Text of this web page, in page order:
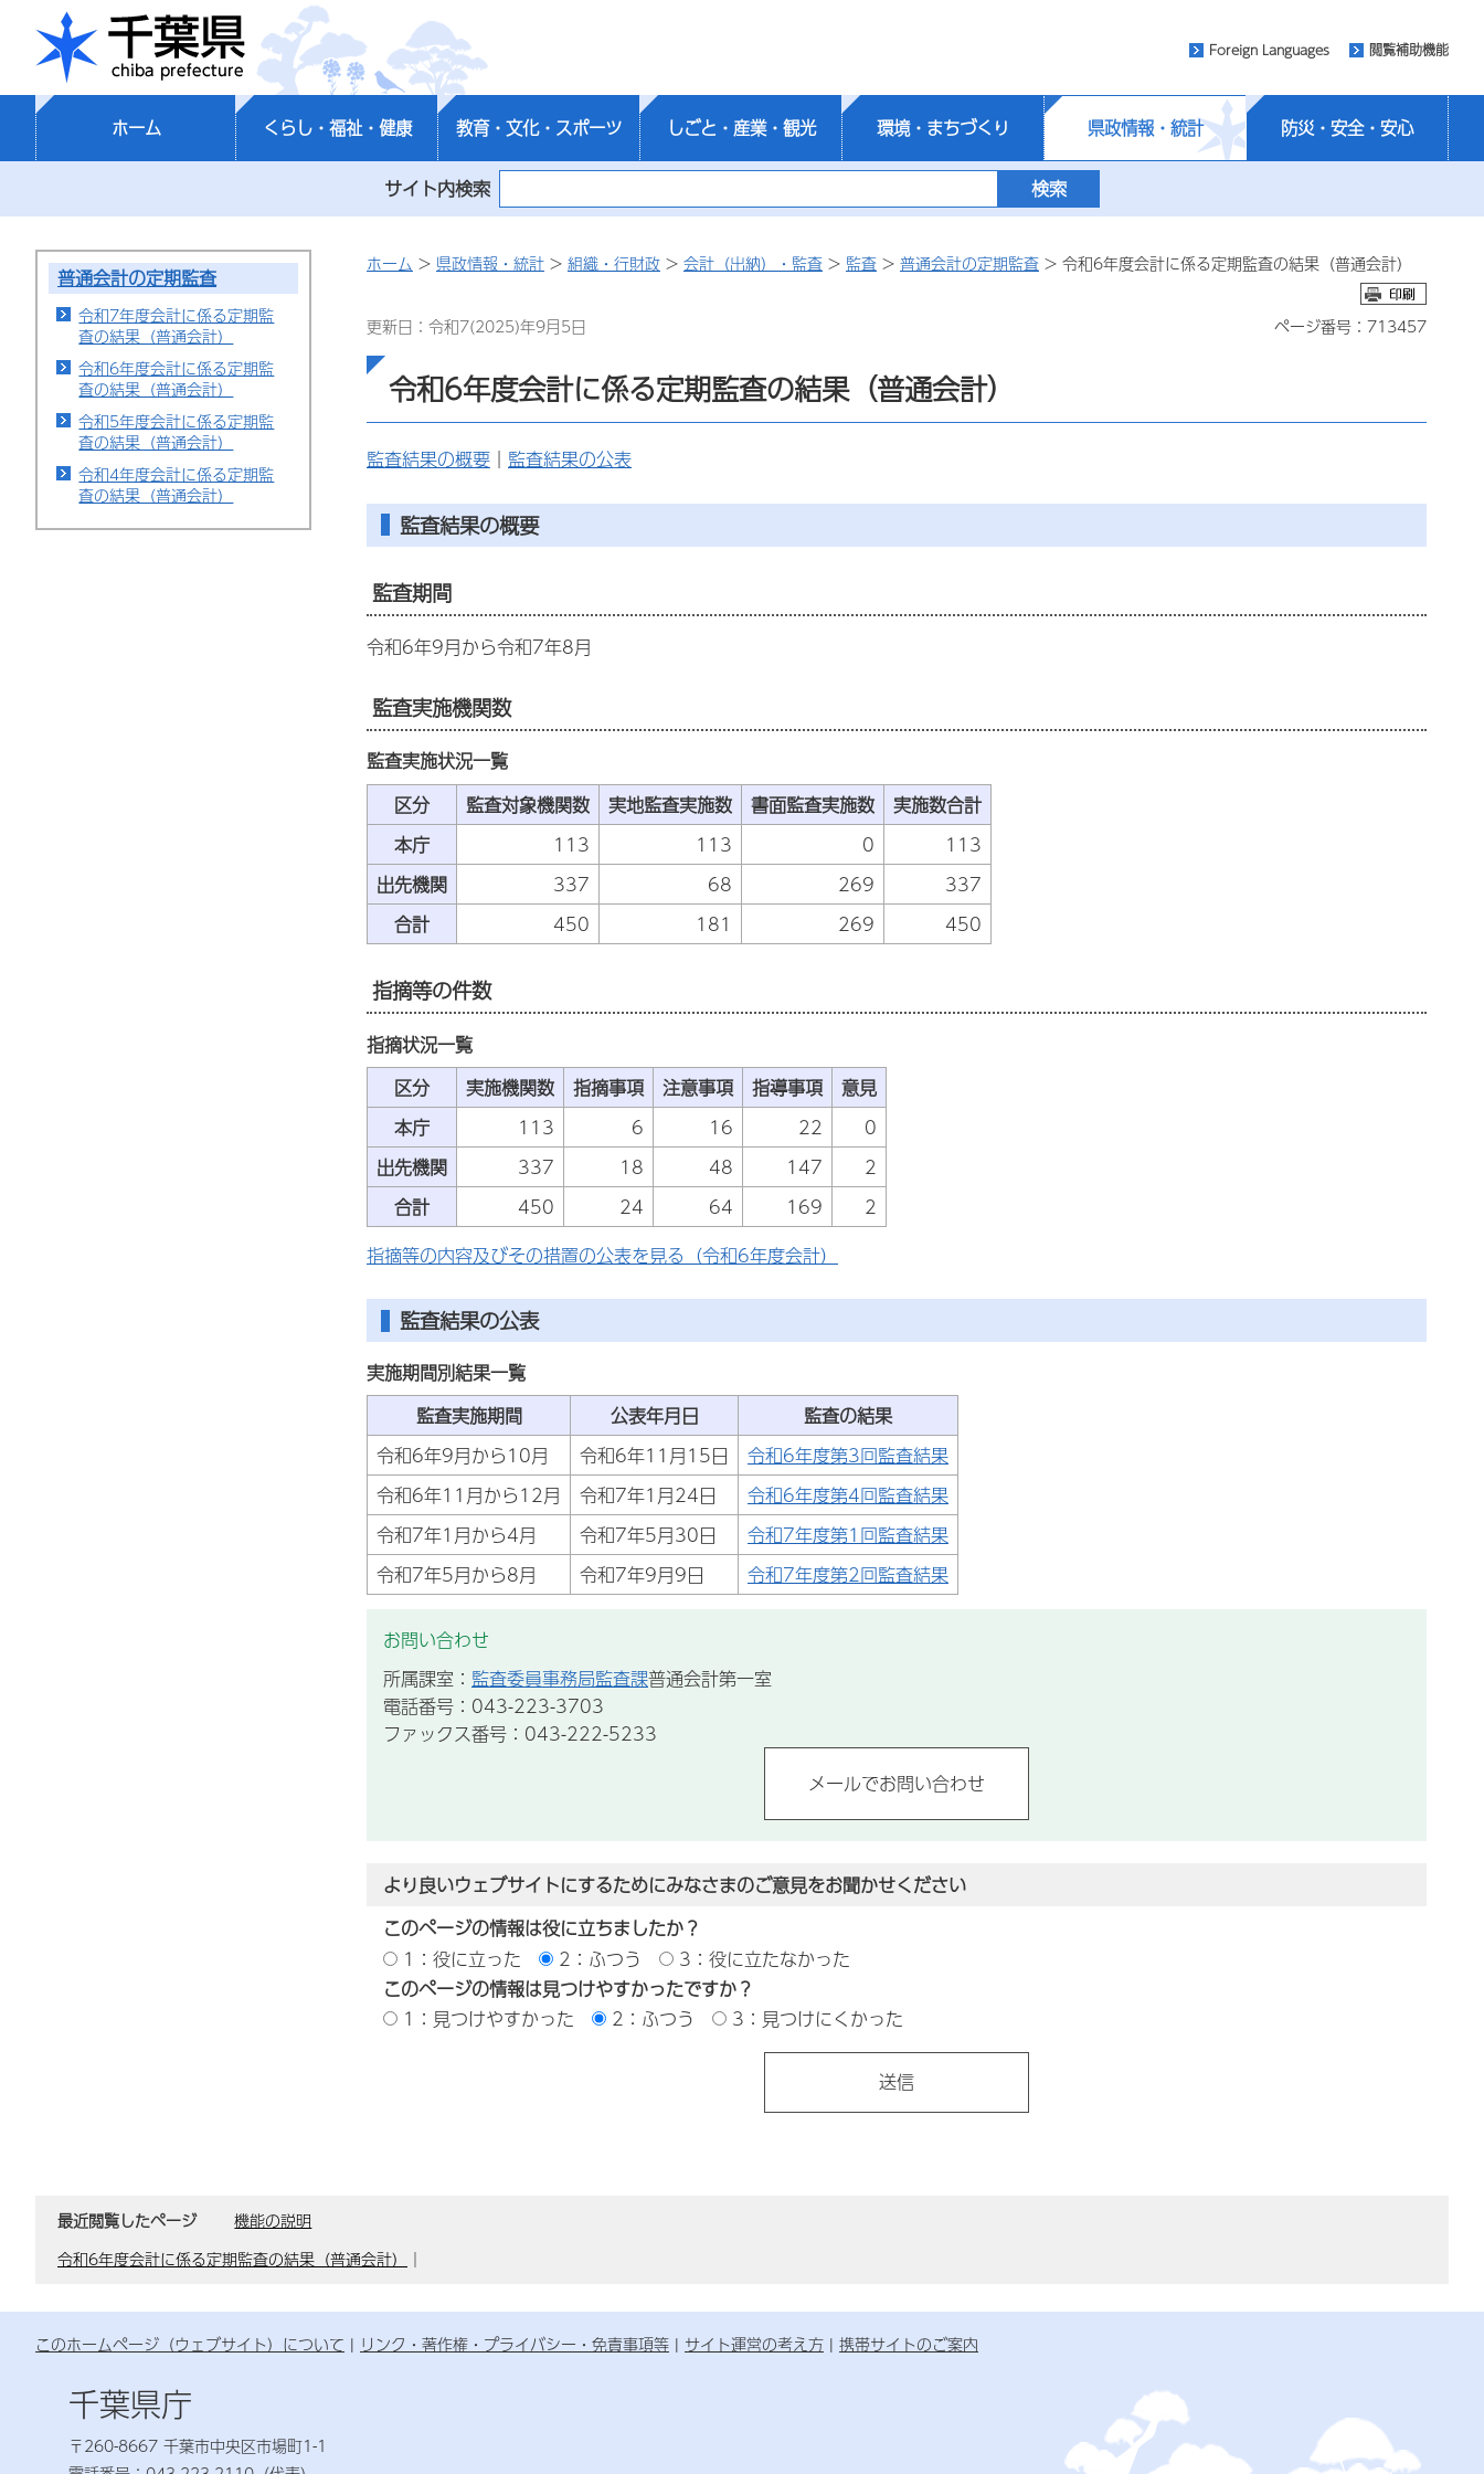
千葉県
Foreign Languages 閲覧補助機能
ホーム くらし・福祉・健康 教育・文化・スポーツ しごと・産業・観光 環境・まちづくり 県政情報・統計 防災・安全・安心
サイト内検索
普通会計の定期監査
令和7年度会計に係る定期監
査の結果（普通会計）
令和6年度会計に係る定期監
査の結果（普通会計）
令和5年度会計に係る定期監
査の結果（普通会計）
令和4年度会計に係る定期監
査の結果（普通会計）
ホーム > 県政情報・統計 > 組織・行財政 > 会計（出納）・監査 > 監査 > 普通会計の定期監査 > 令和6年度会計に係る定期監査の結果（普通会計）
更新日：令和7(2025)年9月5日 ページ番号：713457
令和6年度会計に係る定期監査の結果（普通会計）
監査結果の概要 ｜ 監査結果の公表
監査結果の概要
監査期間
令和6年9月から令和7年8月
監査実施機関数
監査実施状況一覧
区分
監査対象機関数 実地監査実施数 書面監査実施数
実施数合計
本庁
113 113 0
113
出先機関
337 68 269
337
合計
450 181 269 450
指摘等の件数
指摘状況一覧
区分
実施機関数 指摘事項 注意事項 指導事項
意見
本庁
113 6 16 22
0
出先機関
337 18 48 147
2
合計
450 24 64 169
2
指摘等の内容及びその措置の公表を見る（令和6年度会計）
監査結果の公表
実施期間別結果一覧
監査実施期間
公表年月日
監査の結果
令和6年9月から10月
令和6年11月15日
令和6年度第3回監査結果
令和6年11月から12月
令和7年1月24日
令和6年度第4回監査結果
令和7年1月から4月
令和7年5月30日
令和7年度第1回監査結果
令和7年5月から8月
令和7年9月9日 令和7年度第2回監査結果
お問い合わせ
所属課室： 監査委員事務局監査課普通会計第一室
電話番号：043-223-3703
ファックス番号：043-222-5233
より良いウェブサイトにするためにみなさまのご意見をお聞かせください
このページの情報は役に立ちましたか？
1：役に立った
2：ふつう
3：役に立たなかった
このページの情報は見つけやすかったですか？
1：見つけやすかった
2：ふつう 3：見つけにくかった
最近閲覧したページ
機能の説明
令和6年度会計に係る定期監査の結果（普通会計）
｜
このホームページ（ウェブサイト）について リンク・著作権・プライバシー・免責事項等 サイト運営の考え方 携帯サイトのご案内
千葉県庁
〒260-8667 千葉市中央区市場町1-1